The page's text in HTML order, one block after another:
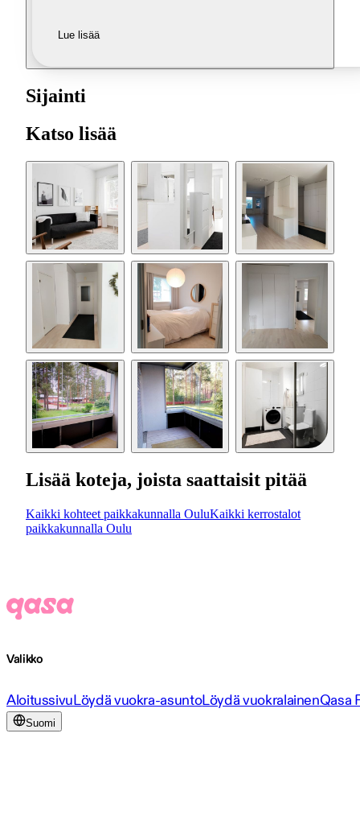
Lue lisää
Sijainti
Katso lisää
Lisää koteja, joista saattaisit pitää
Kaikki kohteet paikkakunnalla OuluKaikki kerrostalot
paikkakunnalla Oulu
Valikko
AloitussivuLöydä vuokra-asuntoLöydä vuokralainenQasa
Suomi